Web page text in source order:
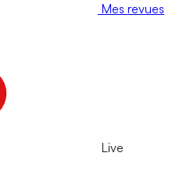
Mes revues
Live